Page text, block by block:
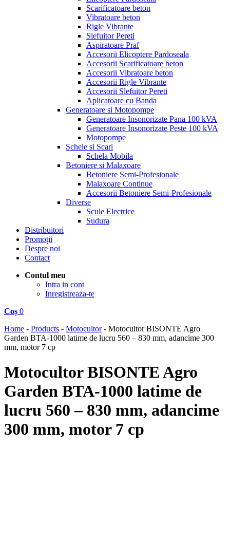
Scarificatoare beton
Vibratoare beton
Rigle Vibrante
Slefuitor Pereti
Aspiratoare Praf
Accesorii Elicoptere Pardoseala
Accesorii Scarificatoare beton
Accesorii Vibratoare beton
Accesorii Rigle Vibrante
Accesorii Slefuitor Pereti
Aplicatoare cu Banda
Generatoare si Motopompe
Generatoare Insonorizate Pana 100 kVA
Generatoare Insonorizate Peste 100 kVA
Motopompe
Schele si Scari
Schela Mobila
Betoniere si Malaxoare
Betoniere Semi-Profesionale
Malaxoare Continue
Accesorii Betoniere Semi-Profesionale
Diverse
Scule Electrice
Sudura
Distribuitori
Promoții
Despre noi
Contact
Contul meu
Intra in cont
Inregistreaza-te
Coș 0
Home - Products - Motocultor- Motocultor BISONTE Agro
Garden BTA-1000 latime de lucru 560 – 830 mm, adancime 300
mm, motor 7 cp
Motocultor BISONTE Agro
Garden BTA-1000 latime de
lucru 560 – 830 mm, adancime
300 mm, motor 7 cp